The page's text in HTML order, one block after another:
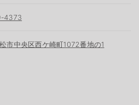
4373
市中央区西ケ崎町1072番地の1